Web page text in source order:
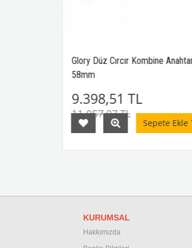
Glory Düz Cırcır Kombine Anahtar
58mm
9.398,51 TL
11.057,07 TL
Sepete Ekle
KURUMSAL
Hakkımızda